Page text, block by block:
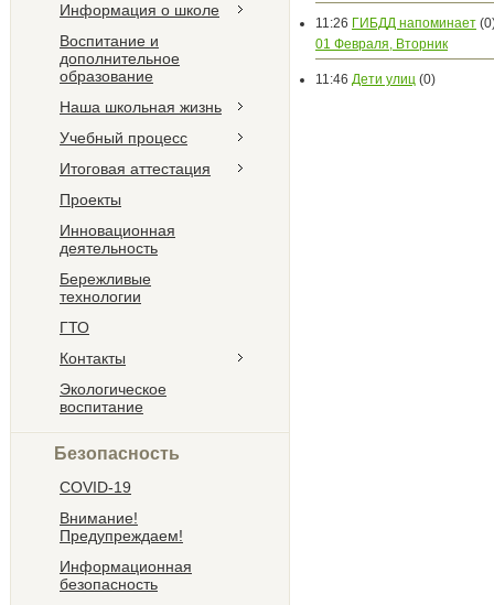
Информация о школе
Воспитание и
дополнительное
образование
Наша школьная жизнь
Учебный процесс
Итоговая аттестация
Проекты
Инновационная
деятельность
Бережливые
технологии
ГТО
Контакты
Экологическое
воспитание
Безопасность
COVID-19
Внимание!
Предупреждаем!
Информационная
безопасность
11:26 ГИБДД напоминает
01 Февраля, Вторник
11:46 Дети улиц (0)